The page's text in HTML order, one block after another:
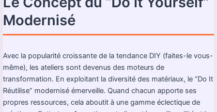
Modernisé
Avec la popularité croissante de la tendance DIY (faites-le vous-
même), les ateliers sont devenus des moteurs de
transformation. En exploitant la diversité des matériaux, le “Do It
Réutilise” modernisé émerveille. Quand chacun apporte ses
propres ressources, cela aboutit à une gamme éclectique de